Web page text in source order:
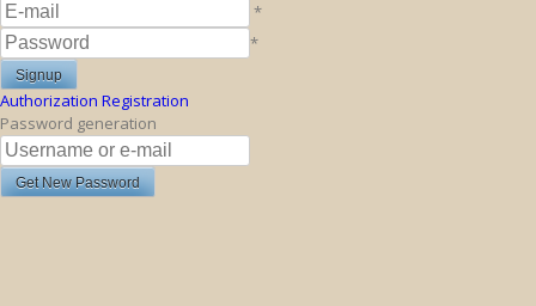
*
*
Authorization Registration
Password generation